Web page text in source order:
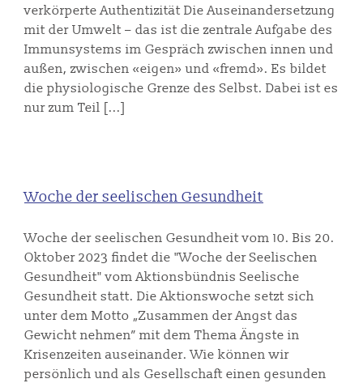
verkörperte Authentizität Die Auseinandersetzung
mit der Umwelt – das ist die zentrale Aufgabe des
Immunsystems im Gespräch zwischen innen und
außen, zwischen «eigen» und «fremd». Es bildet
die physiologische Grenze des Selbst. Dabei ist es
nur zum Teil [...]
Woche der seelischen Gesundheit
Woche der seelischen Gesundheit vom 10. Bis 20.
Oktober 2023 findet die "Woche der Seelischen
Gesundheit" vom Aktionsbündnis Seelische
Gesundheit statt. Die Aktionswoche setzt sich
unter dem Motto „Zusammen der Angst das
Gewicht nehmen” mit dem Thema Ängste in
Krisenzeiten auseinander. Wie können wir
persönlich und als Gesellschaft einen gesunden